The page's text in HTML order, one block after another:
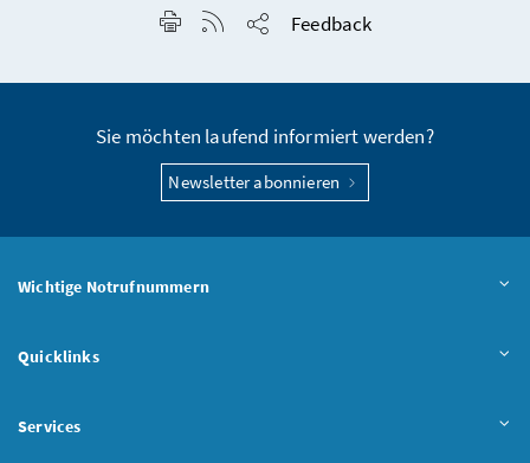
Seite drucken
RSS-Feed anzeigen
Feedback
Sie möchten laufend informiert werden?
Newsletter abonnieren
Wichtige Notrufnummern
Quicklinks
Services